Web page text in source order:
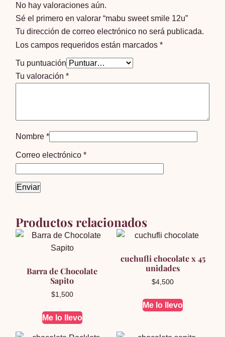
No hay valoraciones aún.
Sé el primero en valorar “mabu sweet smile 12u”
Tu dirección de correo electrónico no será publicada.
Los campos requeridos están marcados*
Tu puntuación
Tu valoración*
Nombre*
Correo electrónico*
Productos relacionados
Barra de Chocolate
Sapito
$1,500
Me lo llevo
cuchufli chocolate x 45
unidades
$4,500
Me lo llevo